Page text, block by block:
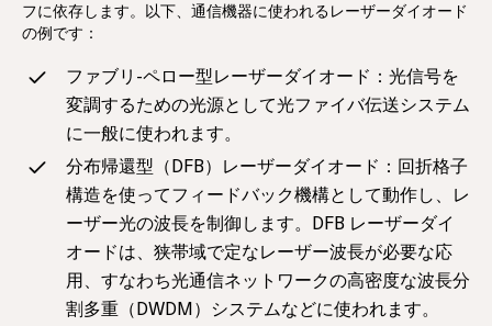
フに依存します。以下、通信機器に使われるレーザーダイオード
の例です：
ファブリ-ペロー型レーザーダイオード：光信号を
変調するための光源として光ファイバ伝送システム
に一般に使われます。
分布帰還型（DFB）レーザーダイオード：回折格子
構造を使ってフィードバック機構として動作し、レ
ーザー光の波長を制御します。DFB レーザーダイ
オードは、狭帯域で定なレーザー波長が必要な応
用、すなわち光通信ネットワークの高密度な波長分
割多重（DWDM）システムなどに使われます。